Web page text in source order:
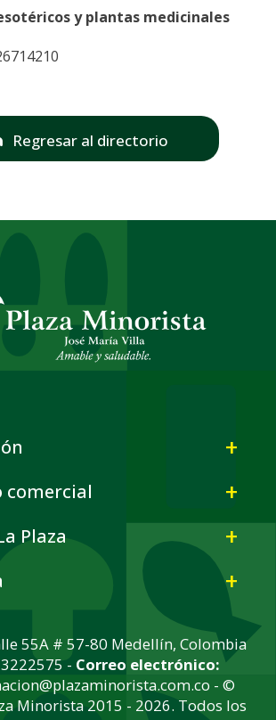
y plantas medicinales
Regresar al directorio
comercial
Plaza
55A # 57-80 Medellín, Colombia
- Correo electrónico:
- ©
Minorista 2015 - 2026. Todos los